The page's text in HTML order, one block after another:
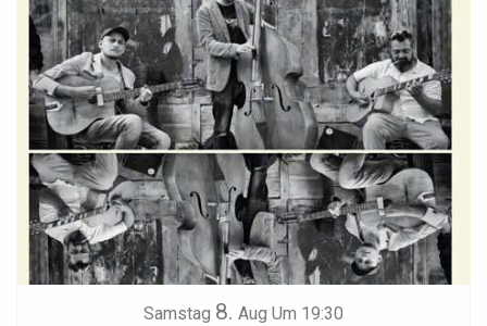
Samstag 8. Aug Um 19:30